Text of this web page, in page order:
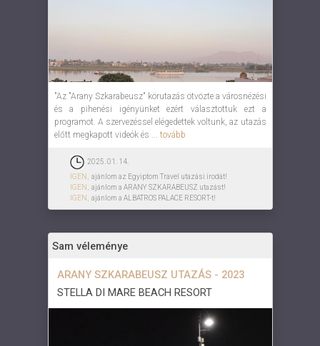
"Az "Arany Szkarabeusz" körutazás ötvözte a városnézési
és a pihenési igényünket ezért választottuk ezt a
programot. A szervezéssel elégedettek voltunk, az utazás
előtt megkapott videók és ... tovább
2025. 01. 14.
IGEN,
ajánlom az Egyiptom Travel utazási irodát!
IGEN,
ajánlom a ARANY SZKARABEUSZ utazást!
IGEN,
ajánlom a ALBATROS PALACE RESORT-t!
Sam véleménye
ARANY SZKARABEUSZ UTAZÁS - 2023
STELLA DI MARE BEACH RESORT